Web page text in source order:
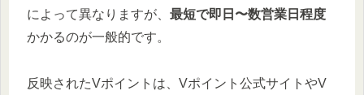
によって異なりますが、 最短で即日〜数営業日程度
かかるのが一般的です。
反映されたVポイントは、Vポイント公式サイトやV